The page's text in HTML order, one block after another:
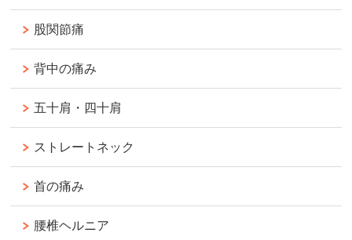
股関節痛
背中の痛み
五十肩・四十肩
ストレートネック
首の痛み
腰椎ヘルニア